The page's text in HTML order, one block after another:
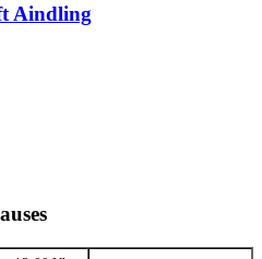
Aindling